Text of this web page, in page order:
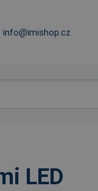
info@imishop.cz
LED